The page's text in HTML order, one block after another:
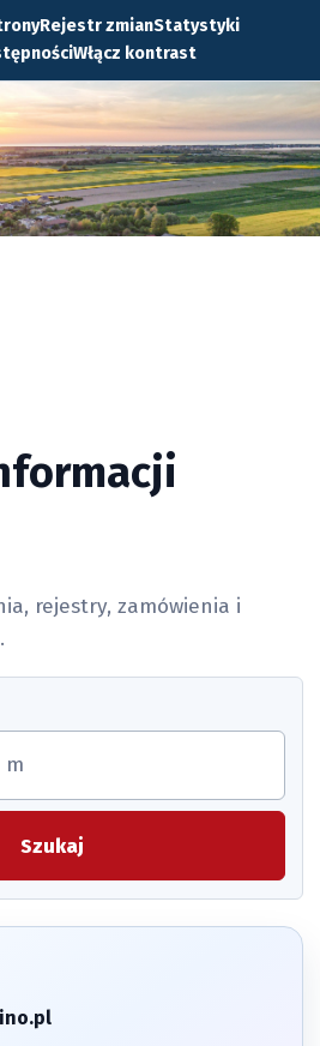
Rejestr zmianStatystyki
Włącz kontrast
rejestry, zamówienia i
Szukaj